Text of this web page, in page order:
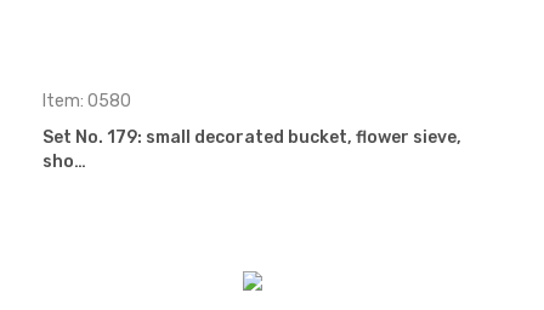
Item: 0580
Set No. 179: small decorated bucket, flower sieve,
sho…